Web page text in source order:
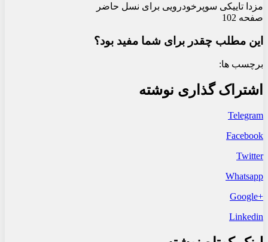
مزدا تاییکی سوپرخودرویی برای نسل حاضر
صفحه 102
این مطلب چقدر برای شما مفید بود؟
برچسب ها:
اشتراک گذاری نوشته
Telegram
Facebook
Twitter
Whatsapp
+Google
Linkedin